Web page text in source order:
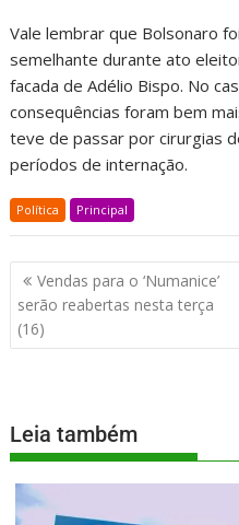
Vale lembrar que Bolsonaro
semelhante durante ato
facada de Adélio Bispo. No
consequências foram bem
teve de passar por cirurgias
períodos de internação.
Política Principal
Vendas para o ‘Numanice’
serão reabertas nesta terça
(16)
Leia também